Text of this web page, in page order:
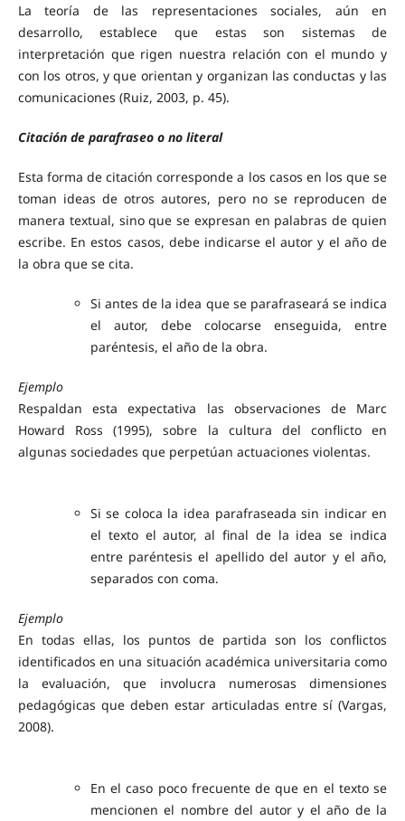
La teoría de las representaciones sociales, aún en
desarrollo, establece que estas son sistemas de
interpretación que rigen nuestra relación con el mundo y
con los otros, y que orientan y organizan las conductas y las
comunicaciones (Ruiz, 2003, p. 45).
Citación de parafraseo o no literal
Esta forma de citación corresponde a los casos en los que se
toman ideas de otros autores, pero no se reproducen de
manera textual, sino que se expresan en palabras de quien
escribe. En estos casos, debe indicarse el autor y el año de
la obra que se cita.
Si antes de la idea que se parafraseará se indica
el autor, debe colocarse enseguida, entre
paréntesis, el año de la obra.
Ejemplo
Respaldan esta expectativa las observaciones de Marc
Howard Ross (1995), sobre la cultura del conflicto en
algunas sociedades que perpetúan actuaciones violentas.
Si se coloca la idea parafraseada sin indicar en
el texto el autor, al final de la idea se indica
entre paréntesis el apellido del autor y el año,
separados con coma.
Ejemplo
En todas ellas, los puntos de partida son los conflictos
identificados en una situación académica universitaria como
la evaluación, que involucra numerosas dimensiones
pedagógicas que deben estar articuladas entre sí (Vargas,
2008).
En el caso poco frecuente de que en el texto se
mencionen el nombre del autor y el año de la